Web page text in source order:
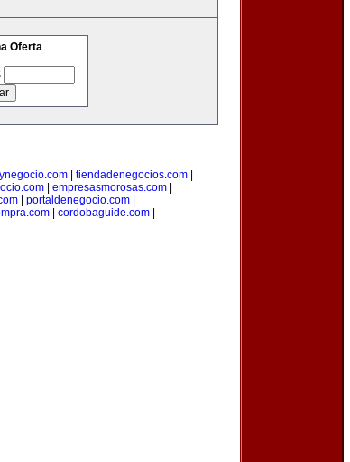
Oferta
| tiendadenegocios.com|
| empresasmorosas.com|
portaldenegocio.com
cordobaguide.com